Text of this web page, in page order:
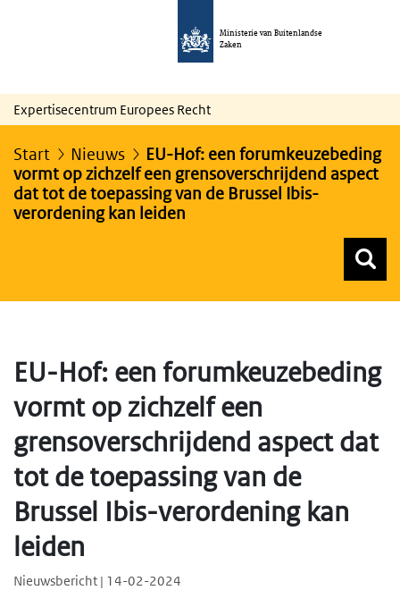
Ministerie van Buitenlandse
Zaken
Expertisecentrum Europees Recht
Start Nieuws
EU-Hof: een forumkeuzebeding
vormt op zichzelf een grensoverschrijdend aspect
dat tot de toepassing van de Brussel Ibis-
verordening kan leiden
EU-Hof: een forumkeuzebeding
vormt op zichzelf een
grensoverschrijdend aspect dat
tot de toepassing van de
Brussel Ibis-verordening kan
leiden
Nieuwsbericht | 14-02-2024